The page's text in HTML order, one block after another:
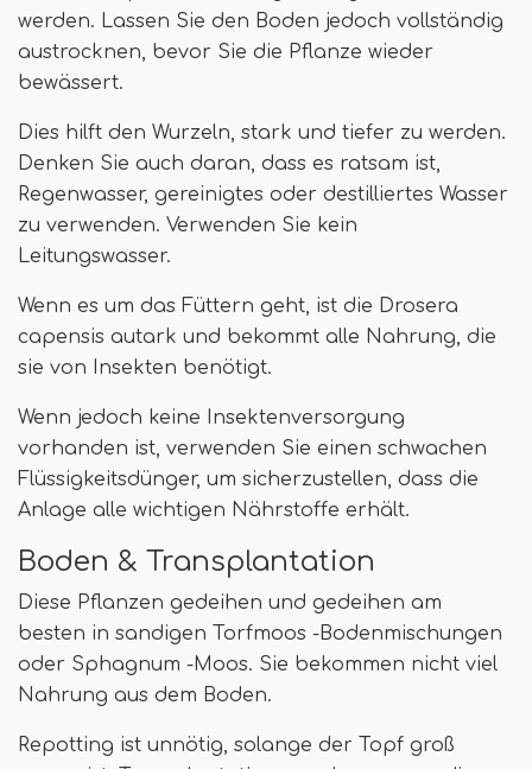
werden. Lassen Sie den Boden jedoch vollständig
austrocknen, bevor Sie die Pflanze wieder
bewässert.
Dies hilft den Wurzeln, stark und tiefer zu werden.
Denken Sie auch daran, dass es ratsam ist,
Regenwasser, gereinigtes oder destilliertes Wasser
zu verwenden. Verwenden Sie kein
Leitungswasser.
Wenn es um das Füttern geht, ist die Drosera
capensis autark und bekommt alle Nahrung, die
sie von Insekten benötigt.
Wenn jedoch keine Insektenversorgung
vorhanden ist, verwenden Sie einen schwachen
Flüssigkeitsdünger, um sicherzustellen, dass die
Anlage alle wichtigen Nährstoffe erhält.
Boden & Transplantation
Diese Pflanzen gedeihen und gedeihen am
besten in sandigen Torfmoos -Bodenmischungen
oder Sphagnum -Moos. Sie bekommen nicht viel
Nahrung aus dem Boden.
Repotting ist unnötig, solange der Topf groß